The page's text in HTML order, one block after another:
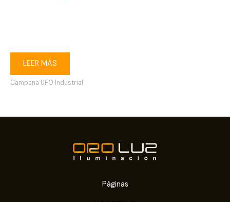
LEER MÁS
Campana UFO Industrial
Páginas